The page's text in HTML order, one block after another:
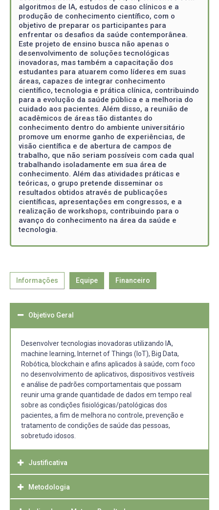
algoritmos de IA, estudos de caso clínicos e a
produção de conhecimento científico, com o
objetivo de preparar os participantes para
enfrentar os desafios da saúde contemporânea.
Este projeto de ensino busca não apenas o
desenvolvimento de soluções tecnológicas
inovadoras, mas também a capacitação dos
estudantes para atuarem como líderes em suas
áreas, capazes de integrar conhecimento
científico, tecnologia e prática clínica, contribuindo
para a evolução da saúde pública e a melhoria do
cuidado aos pacientes. Além disso, a reunião de
acadêmicos de áreas tão distantes do
conhecimento dentro do ambiente universitário
promove um enorme ganho de experiências, de
visão científica e de abertura de campos de
trabalho, que não seriam possíveis com cada qual
trabalhando isoladamente em sua área de
conhecimento. Além das atividades práticas e
teóricas, o grupo pretende disseminar os
resultados obtidos através de publicações
científicas, apresentações em congressos, e a
realização de workshops, contribuindo para o
avanço do conhecimento na área da saúde e
tecnologia.
Informações Equipe Financeiro
Objetivo Geral
Desenvolver tecnologias inovadoras utilizando IA,
machine learning, Internet of Things (IoT), Big Data,
Robótica, blockchain e afins aplicados à saúde, com foco
no desenvolvimento de aplicativos, dispositivos vestíveis
e análise de padrões comportamentais que possam
reunir uma grande quantidade de dados em tempo real
sobre as condições fisiológicas/patológicas dos
pacientes, a fim de melhora no controle, prevenção e
tratamento de condições de saúde das pessoas,
sobretudo idosos.
Justificativa
O projeto "HealthTech 5.0: Grupo de Estudo, Inovação e
Pesquisa em Saúde" surge em um contexto em que a
Metodologia